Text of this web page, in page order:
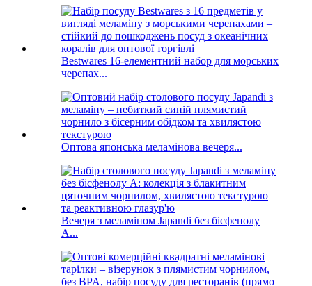
Bestwares 16-елементний набор для морських
черепах...
Оптова японська меламінова вечеря...
Вечеря з меламіном Japandi без бісфенолу
А...